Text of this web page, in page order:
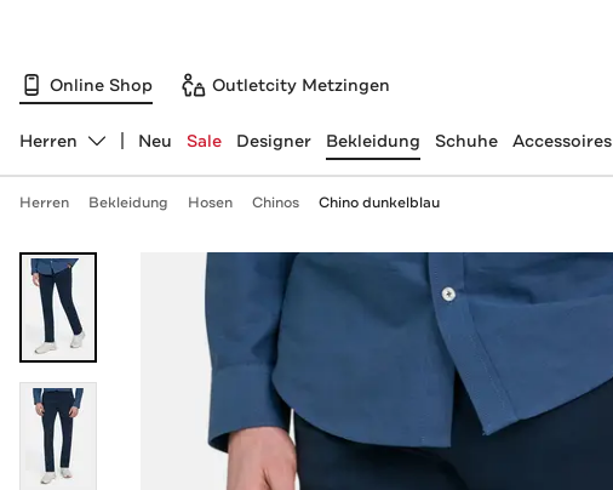
Online Shop Outletcity Metzingen
Abteilung ändern, ausgewählt:
Herren Neu Sale Designer Bekleidung Schuhe Accessoires
Herren Bekleidung Hosen Chinos Chino dunkelblau